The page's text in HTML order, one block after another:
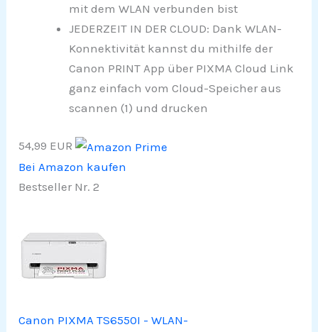
mit dem WLAN verbunden bist
JEDERZEIT IN DER CLOUD: Dank WLAN-
Konnektivität kannst du mithilfe der
Canon PRINT App über PIXMA Cloud Link
ganz einfach vom Cloud-Speicher aus
scannen (1) und drucken
54,99 EUR
Bei Amazon kaufen
Bestseller Nr. 2
Canon PIXMA TS6550I - WLAN-